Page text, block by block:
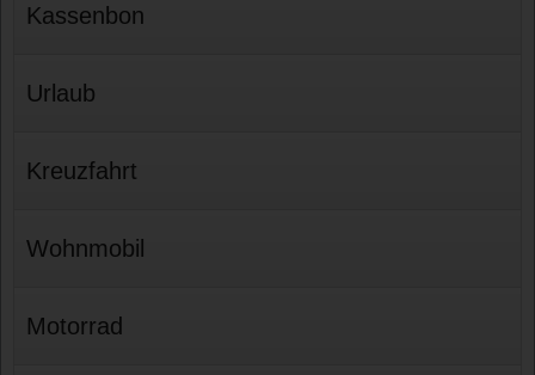
Kassenbon
Urlaub
Kreuzfahrt
Wohnmobil
Motorrad